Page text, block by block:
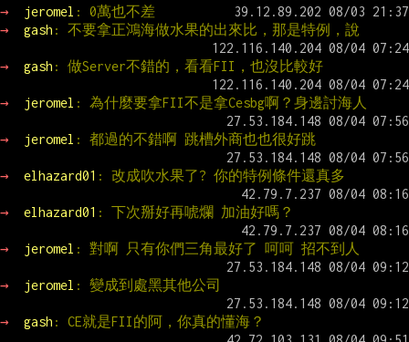
→ jeromel : 0萬也不差
→
gash : 不要拿正鴻海做水果的出來比，那是特例，說
→ gash : 做Server不錯的，看看FII，也沒比較好
→ jeromel : 為什麼要拿FII不是拿Cesbg啊？身邊討海人
→ jeromel : 都過的不錯啊 跳槽外商也也很好跳
→ elhazard01 : 改成吹水果了? 你的特例條件還真多
→ elhazard01 : 下次掰好再唬爛 加油好嗎？
→ jeromel : 對啊 只有你們三角最好了 呵呵 招不到人
→ jeromel : 變成到處黑其他公司
→ gash : CE就是FII的阿，你真的懂海？